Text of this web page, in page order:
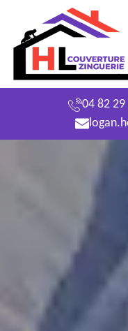
04 82 29